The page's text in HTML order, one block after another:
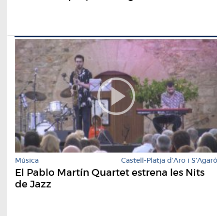
Música Castell-Platja d'Aro i S'Agaró
El Pablo Martín Quartet estrena les Nits
de Jazz